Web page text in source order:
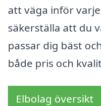
att väga inför
säkerställa att du
passar dig bäst
både pris och
Elbolag översikt